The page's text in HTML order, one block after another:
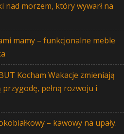
nad morzem, który wywarł na
mamy – funkcjonalne meble
Kocham Wakacje zmieniają
pełną rozwoju i
– kawowy na upały.